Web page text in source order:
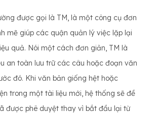
được gọi là TM, là một công cụ đơn
mẽ giúp các quận quản lý việc lặp lại
quả. Nói một cách đơn giản, TM là
an toàn lưu trữ các câu hoặc đoạn văn
đó. Khi văn bản giống hệt hoặc
trong một tài liệu mới, hệ thống sẽ đề
được phê duyệt thay vì bắt đầu lại từ